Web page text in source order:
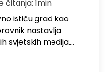
čitanja: 1min
ističu grad kao
nastavlja
svjetskih medija.…